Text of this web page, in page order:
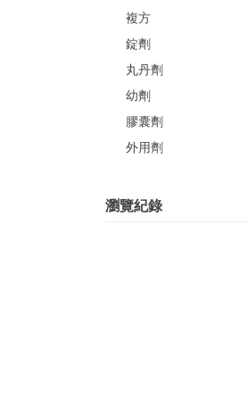
複方
錠劑
丸丹劑
幼劑
膠囊劑
外用劑
瀏覽紀錄